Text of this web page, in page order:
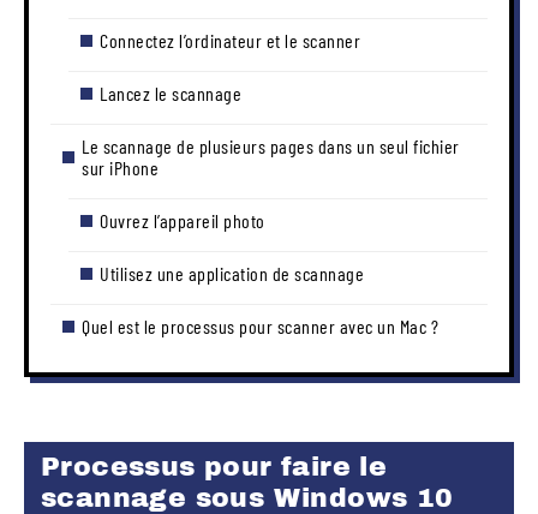
Connectez l’ordinateur et le scanner
Lancez le scannage
Le scannage de plusieurs pages dans un seul fichier
sur iPhone
Ouvrez l’appareil photo
Utilisez une application de scannage
Quel est le processus pour scanner avec un Mac ?
Processus pour faire le
scannage sous Windows 10